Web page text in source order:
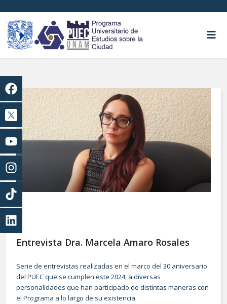
Entrevista Dra. Marcela Amaro Rosales
Serie de entrevistas realizadas en el marco del 30 aniversario
del PUEC que se cumplen este 2024, a diversas
personalidades que han participado de distintas maneras con
el Programa a lo largo de su existencia.